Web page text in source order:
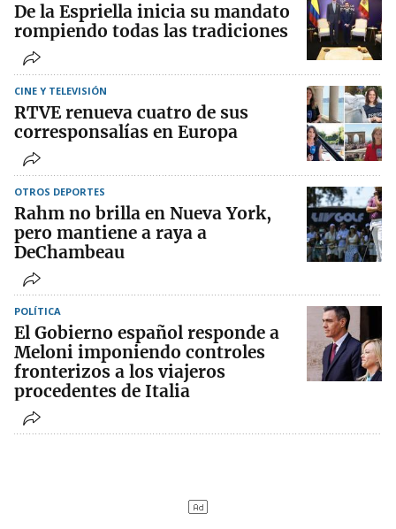
De la Espriella inicia su mandato
rompiendo todas las tradiciones
CINE Y TELEVISIÓN
RTVE renueva cuatro de sus
corresponsalías en Europa
OTROS DEPORTES
Rahm no brilla en Nueva York,
pero mantiene a raya a
DeChambeau
POLÍTICA
El Gobierno español responde a
Meloni imponiendo controles
fronterizos a los viajeros
procedentes de Italia